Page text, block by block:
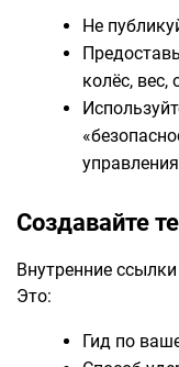
Не
колёс, вес,
Создавайте
Внутренние
Это:
Гид по